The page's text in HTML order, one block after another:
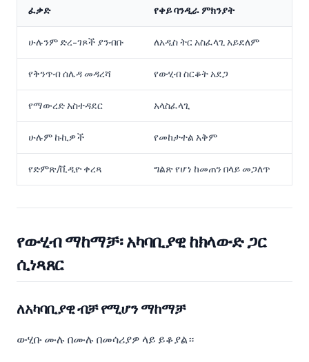
ፈቃድ የቀይ ባንዲራ ምክንያት
ሁሉንም ድረ-ገጾች ያንብቡ ለአዲስ ትር አስፈላጊ አይደለም
የቅንጥብ ሰሌዳ መዳረሻ የውሂብ ስርቆት አደጋ
የማውረድ አስተዳደር አላስፈላጊ
ሁሉም ኩኪዎች የመከታተል አቅም
የድምጽ/ቪዲዮ ቀረጻ ግልጽ የሆነ ከመጠን በላይ መጋለጥ
የውሂብ ማከማቻ፡ አካባቢያዊ ከክላውድ ጋር
ሲነጻጸር
ለአካባቢያዊ ብቻ የሚሆን ማከማቻ
ውሂቡ ሙሉ በሙሉ በመሳሪያዎ ላይ ይቆያል።